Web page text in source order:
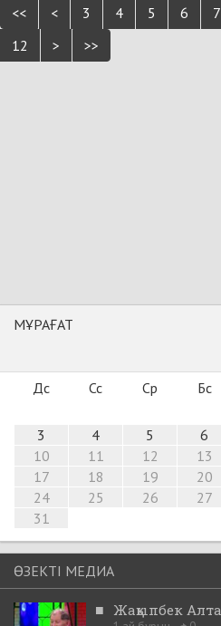
<< < 3 4 5 6 7
12
> >>
МҰРАҒАТ
Дс Сс Ср Бс
3
4 5 6
10
11 12 13
17
18 19 20
24
25 26 27
31
ӨЗЕКТІ МЕДИА
■ Жақыпбек